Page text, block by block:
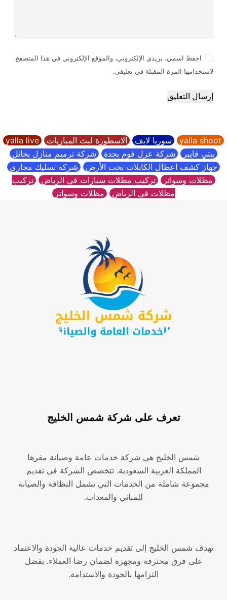
احفظ اسمي، بريدي الإلكتروني، والموقع الإلكتروني في هذا المتصفح
لاستخدامها المرة المقبلة في تعليقي.
إرسال التعليق
yalla shoot سوريا لايف الاسطورة لبث المباريات yalla live
بيتي فايبر شركة عزل فوم بجدة شركة ترميم منازل بحائل
جهاز كشف اعطال الكابلات تحت الأرض شركة تسليك مجاري
مظلات وسواتر تركيب مظلات سيارات في الرياض تركيب
مظلات في الرياض مظلات وسواتر
تعرف على شركة شمس الخليج
شمس الخليج هي شركة خدمات عامة وصيانة مقرها
المملكة العربية السعودية. تتخصص الشركة في تقديم
مجموعة شاملة من الخدمات التي تشمل النظافة والصيانة
للمباني والمعدات.
تهدف شمس الخليج إلى تقديم خدمات عالية الجودة والاعتماد
على فرق محترفة ومجهزة لضمان رضا العملاء. بفضل
التزامها بالجودة والاستدامة.